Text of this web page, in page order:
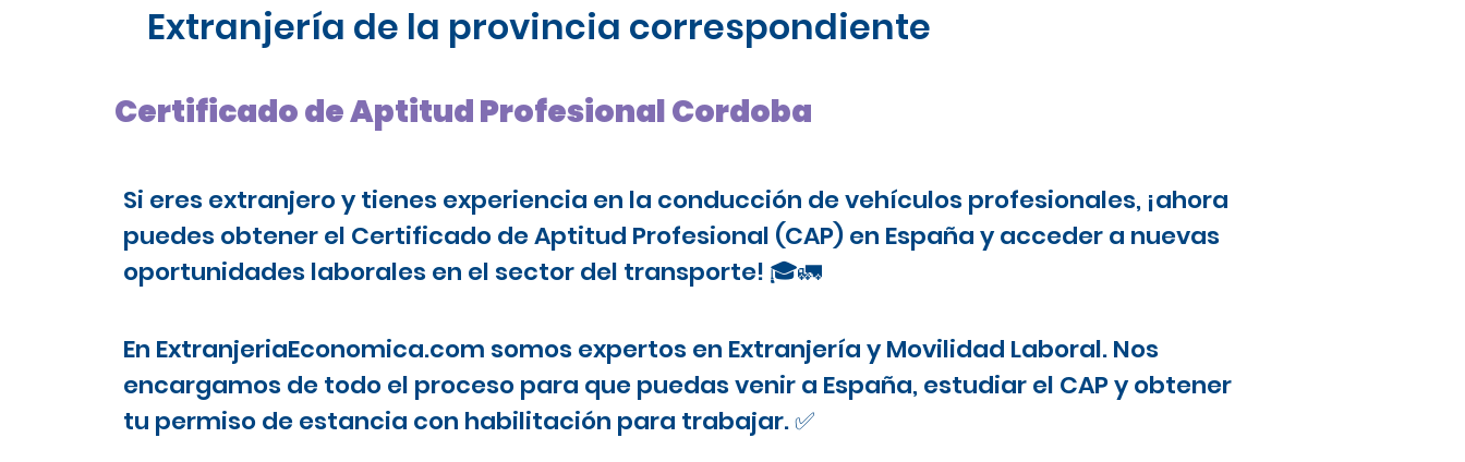
Extranjería de la provincia correspondiente
Certificado de Aptitud Profesional Cordoba
Si eres extranjero y tienes experiencia en la conducción de vehículos profesionales, ¡ahora
puedes obtener el Certificado de Aptitud Profesional (CAP) en España y acceder a nuevas
oportunidades laborales en el sector del transporte! 🎓🚛
En ExtranjeriaEconomica.com somos expertos en Extranjería y Movilidad Laboral. Nos
encargamos de todo el proceso para que puedas venir a España, estudiar el CAP y obtener
tu permiso de estancia con habilitación para trabajar. ✅